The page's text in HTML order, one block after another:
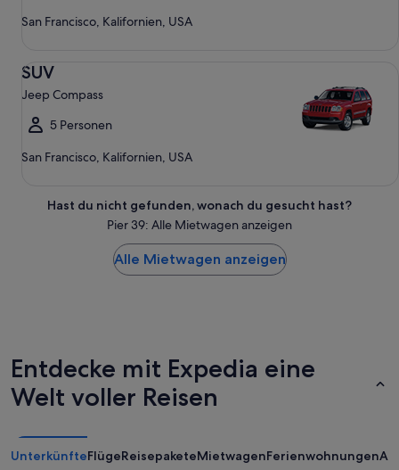
San Francisco, Kalifornien, USA
SUV
Jeep Compass
5 Personen
San Francisco, Kalifornien, USA
Hast du nicht gefunden, wonach du gesucht hast?
Pier 39: Alle Mietwagen anzeigen
Alle Mietwagen anzeigen
Entdecke mit Expedia eine
Welt voller Reisen
UnterkünfteFlügeReisepaketeMietwagenFerienwohnungen